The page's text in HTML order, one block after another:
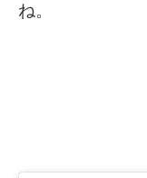
ね。